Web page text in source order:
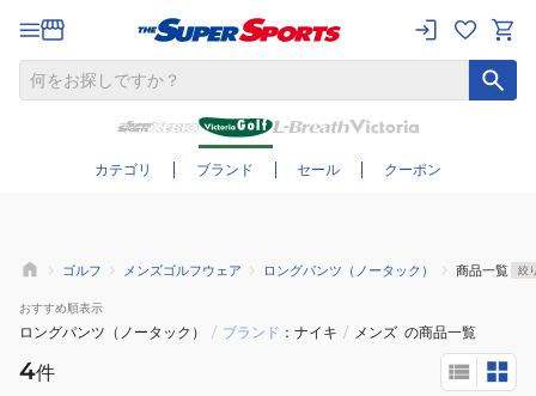
カテゴリ ブランド セール クーポン
さらに絞り込む
ゴルフ メンズゴルフウェア ロングパンツ（ノータック） 商品一覧 絞
おすすめ順表示
ロングパンツ（ノータック） / ブランド ナイキ / メンズ の商品一覧
4件